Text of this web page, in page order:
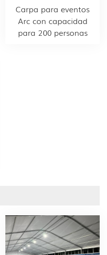
Carpa para eventos
Arc con capacidad
para 200 personas